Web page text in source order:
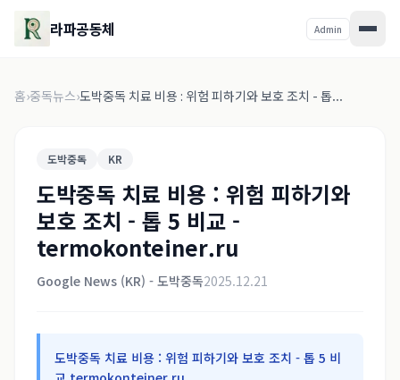
라파공동체 Admin
홈›중독뉴스›도박중독 치료 비용 : 위험 피하기와 보호 조치 - 톱...
도박중독 KR
도박중독 치료 비용 : 위험 피하기와
보호 조치 - 톱 5 비교 -
termokonteiner.ru
Google News (KR) - 도박중독2025.12.21
도박중독 치료 비용 : 위험 피하기와 보호 조치 - 톱 5 비